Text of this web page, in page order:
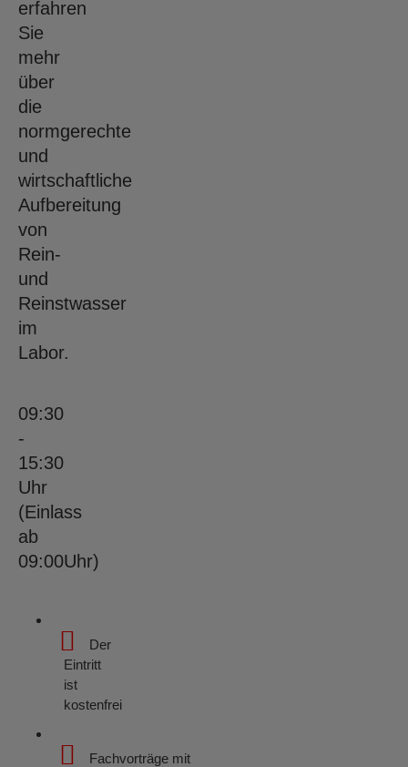
erfahren
Sie
mehr
über
die
normgerechte
und
wirtschaftliche
Aufbereitung
von
Rein-
und
Reinstwasser
im
Labor.
09:30
-
15:30
Uhr
(Einlass
ab
09:00Uhr)
Der
Eintritt
ist
kostenfrei
Fachvorträge mit